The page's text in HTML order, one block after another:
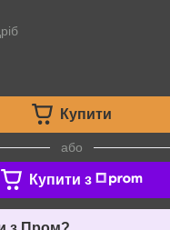
Купити
або
Купити з